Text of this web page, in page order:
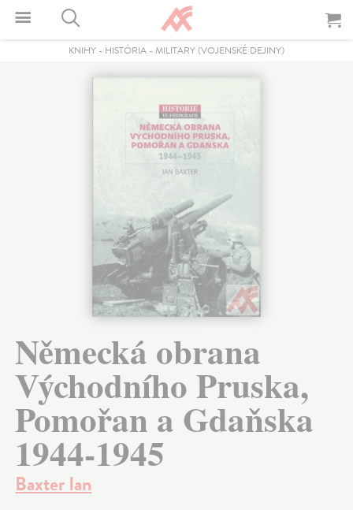
KNIHY - HISTÓRIA - MILITARY (VOJENSKÉ DEJINY)
Německá obrana
Východního Pruska,
Pomořan a Gdaňska
1944-1945
Baxter Ian